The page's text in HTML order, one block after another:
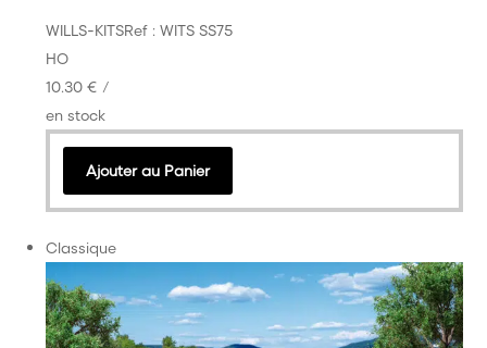
WILLS-KITSRef : WITS SS75
HO
10.30 € /
en stock
Ajouter au Panier
Classique